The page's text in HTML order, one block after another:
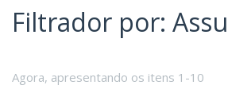
Filtrador por:
Agora, apresentando os itens 1-10